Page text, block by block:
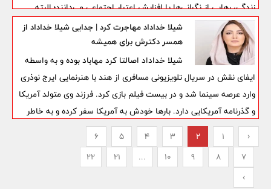
زندگی، رهایی از نگرانی‌ها یا افزایش اعتبار اجتماعی می‌دانند؛ البته
تعبیر دقیق آن به این بستگی دارد که جنازه متعلق به چه کسی باشد و
شما در خواب چه احساسی داشته باشید.
شیلا خداداد مهاجرت کرد | جدایی شیلا خداداد از
همسر دکترش برای همیشه
شیلا خداداد اصالتا کرد مهاباد بوده و به واسطه
ایفای نقش در سریال تلویزیونی مسافری از هند با هنرنمایی ایرج نوذری
وارد عرصه سینما شد و در بیست فیلم بازی کرد. فرزند وی متولد آمریکا
و گذرنامه آمریکایی دارد. بارها خودش به آمریکا سفر کرده و به خاطر
کارنامه دارد. در ادامه به جزئیات زندگی خصوصی شیلا خداد می پردازیم
‹
1
2
3
4
5
6
7
8
9
10
...
21
22
›